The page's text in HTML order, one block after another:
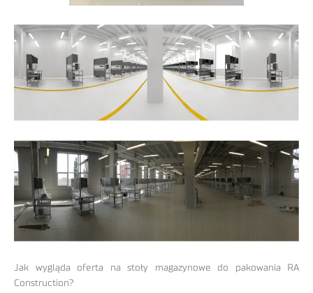
Jak wygląda oferta na stoły magazynowe do pakowania RA
Construction?